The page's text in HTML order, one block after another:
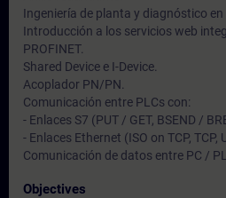
Ingeniería de planta y diagnóstico en
Introducción a los servicios web
PROFINET.
Shared Device e I-Device.
Acoplador PN/PN.
Comunicación entre PLCs con:
- Enlaces S7 (PUT / GET, BSEND /
- Enlaces Ethernet (ISO on TCP, TCP,
Comunicación de datos entre PC /
Objectives